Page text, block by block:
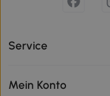
Service
Mein Konto